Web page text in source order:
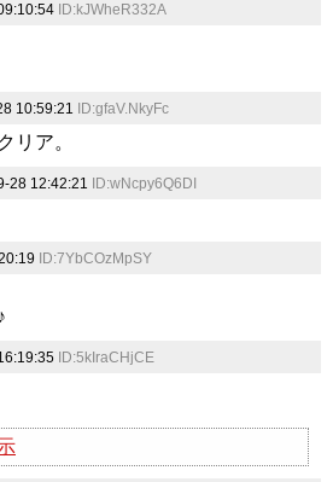
ID:kJWheR332A
10:59:21 ID:gfaV.NkyFc
リア。
28 12:42:21 ID:wNcpy6Q6DI
ID:7YbCOzMpSY
ID:5kIraCHjCE